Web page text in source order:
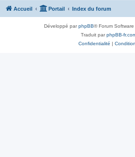
Accueil Portail Index du forum
Développé parphpBB® Forum
Traduit parphpBB-
Confidentialité |